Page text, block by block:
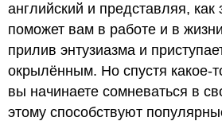
английский и представляя, как
поможет вам в работе и в
прилив энтузиазма и
окрылённым. Но спустя какое-
вы начинаете сомневаться в
этому способствуют